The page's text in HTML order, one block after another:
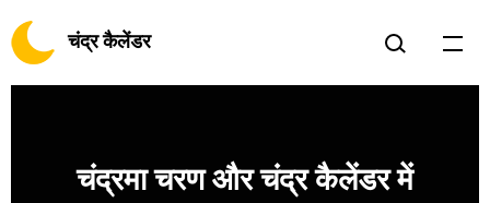
चंद्र कैलेंडर
चंद्रमा चरण और चंद्र कैलेंडर में